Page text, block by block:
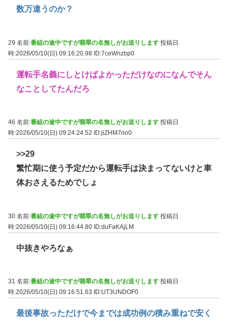
数万違うのか？
29 名前:番組の途中ですが翡翠の名無しがお送りします 投稿日
時:2026/05/10(日) 09:16:20.98 ID:7ceWnzbp0
運転手名義にしとけばよかっただけなのになんでそん
なことしてたんだろ
46 名前:番組の途中ですが翡翠の名無しがお送りします 投稿日
時:2026/05/10(日) 09:24:24.52
ID:jiZHM7no0
>>29
繁忙期に使う予定だから運転手は決まってないけと車
体おさえるためでしょ
30 名前:番組の途中ですが翡翠の名無しがお送りします 投稿日
時:2026/05/10(日) 09:16:44.80 ID:duFaKAjLM
中抜きやろなぁ
31 名前:番組の途中ですが翡翠の名無しがお送りします 投稿日
時:2026/05/10(日) 09:16:51.63
ID:UT3UNDOF0
最後事故っただけで今までは成功例の積み重ねで安く